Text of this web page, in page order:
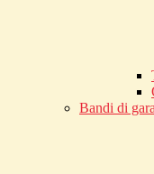
Bandi di